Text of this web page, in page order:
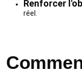
Renforcer
réel.